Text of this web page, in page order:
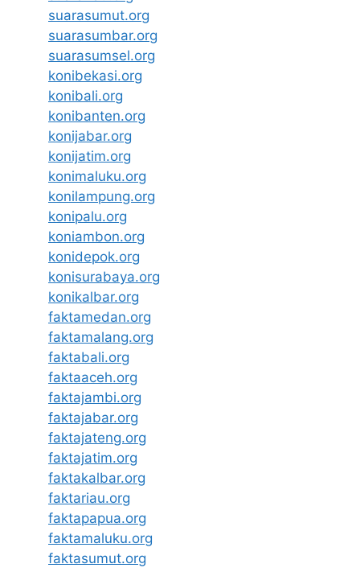
suarasumut.org
suarasumbar.org
suarasumsel.org
konibekasi.org
konibali.org
konibanten.org
konijabar.org
konijatim.org
konimaluku.org
konilampung.org
konipalu.org
koniambon.org
konidepok.org
konisurabaya.org
konikalbar.org
faktamedan.org
faktamalang.org
faktabali.org
faktaaceh.org
faktajambi.org
faktajabar.org
faktajateng.org
faktajatim.org
faktakalbar.org
faktariau.org
faktapapua.org
faktamaluku.org
faktasumut.org